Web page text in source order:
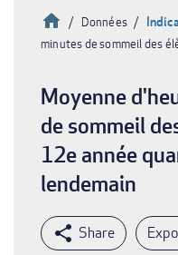
d'Ariane
Accueil
Données
minutes de sommeil des
Moyenne
de sommeil
12e année
lendemain